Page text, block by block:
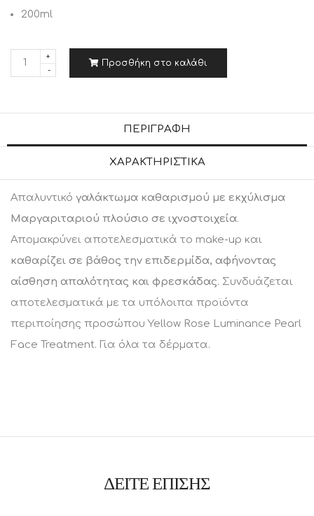
200ml
ο
τ
Προσθήκη στο καλάθι
ΠΕΡΙΓΡΑΦΉ
ΧΑΡΑΚΤΗΡΙΣΤΙΚΆ
Απαλυντικό γαλάκτωμα καθαρισμού με εκχύλισμα
Μαργαριταριού πλούσιο σε ιχνοστοιχεία.
Απομακρύνει αποτελεσματικά το make-up και
καθαρίζει σε βάθος την επιδερμίδα, αφήνοντας
αίσθηση απαλότητας και φρεσκάδας. Συνδυάζεται
αποτελεσματικά με τα υπόλοιπα προϊόντα
περιποίησης προσώπου Yellow Rose Luminance Pearl
Face Treatment. Για όλα τα δέρματα.
ΔΕΙΤΕ ΕΠΙΣΗΣ